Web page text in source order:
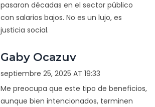
pasaron décadas en el sector público
con salarios bajos. No es un lujo, es
justicia social.
Gaby Ocazuv
septiembre 25, 2025 AT 19:33
Me preocupa que este tipo de beneficios,
aunque bien intencionados, terminen